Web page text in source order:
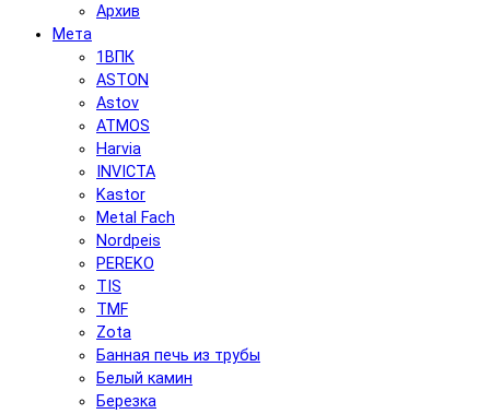
Архив
Мета
1ВПК
ASTON
Astov
ATMOS
Harvia
INVICTA
Kastor
Metal Fach
Nordpeis
PEREKO
TIS
TMF
Zota
Банная печь из трубы
Белый камин
Березка